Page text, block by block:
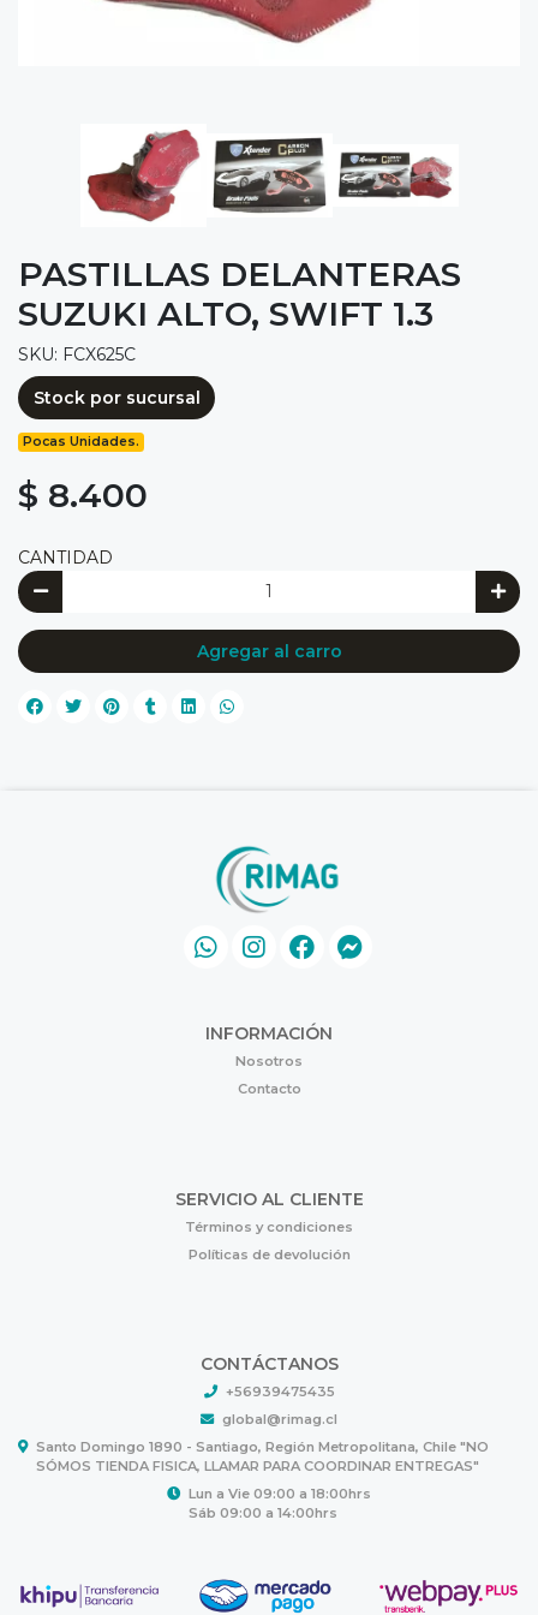
PASTILLAS DELANTERAS
SUZUKI ALTO, SWIFT 1.3
SKU: FCX625C
Stock por sucursal
Pocas Unidades.
$ 8.400
CANTIDAD
Agregar al carro
INFORMACIÓN
Nosotros
Contacto
SERVICIO AL CLIENTE
Términos y condiciones
Políticas de devolución
CONTÁCTANOS
+56939475435
global@rimag.cl
Santo Domingo 1890 - Santiago, Región Metropolitana, Chile "NO
SÓMOS TIENDA FISICA, LLAMAR PARA COORDINAR ENTREGAS"
Lun a Vie 09:00 a 18:00hrs
Sáb 09:00 a 14:00hrs